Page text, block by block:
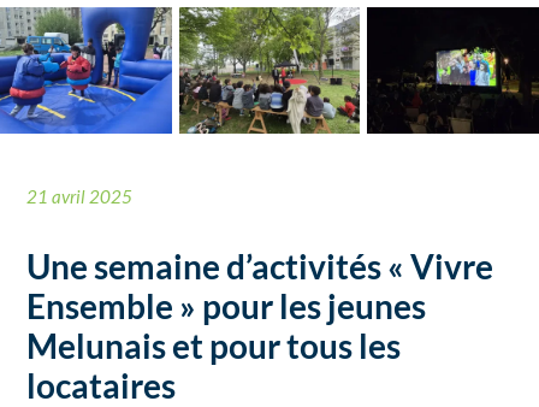
21 avril 2025
Une semaine d’activités « Vivre
Ensemble » pour les jeunes
Melunais et pour tous les
locataires